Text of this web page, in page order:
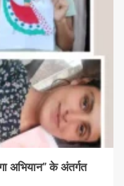
अभियान” के अंतर्गत